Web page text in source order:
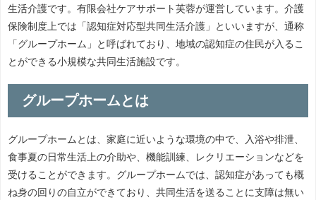
生活介護です。有限会社ケアサポート芙蓉が運営しています。介護
保険制度上では「認知症対応型共同生活介護」といいますが、通称
「グループホーム」と呼ばれており、地域の認知症の住民が入るこ
とができる小規模な共同生活施設です。
グループホームとは
グループホームとは、家庭に近いような環境の中で、入浴や排泄、
食事夏の日常生活上の介助や、機能訓練、レクリエーションなどを
受けることができます。グループホームでは、認知症があっても概
ね身の回りの自立ができており、共同生活を送ることに支障は無い